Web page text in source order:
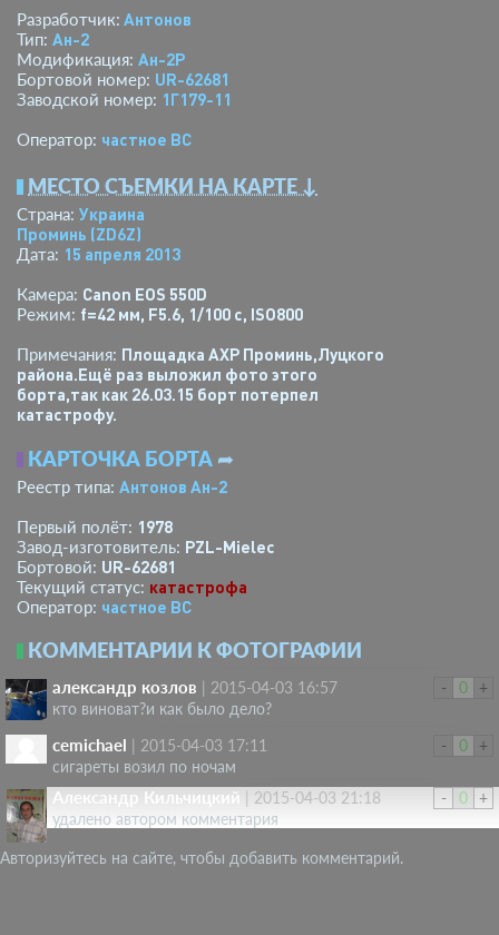
Разработчик: Антонов
Тип: Ан-2
Модификация: Ан-2Р
Бортовой номер: UR-62681
Заводской номер: 1Г179-11
Оператор: ­частное ВС­
МЕСТО СЪЕМКИ НА КАРТЕ ↓
Страна: Украина
Проминь (ZD6Z)
Дата: 15 апреля 2013
Камера: Canon EOS 550D
Режим: f=42 мм, F5.6, 1/100 с, ISO800
Примечания: Площадка АХР Проминь,Луцкого
района.Ещё раз выложил фото этого
борта,так как 26.03.15 борт потерпел
катастрофу.
КАРТОЧКА БОРТА ➦
Реестр типа: Антонов Ан-2
Первый полёт: 1978
Завод-изготовитель: PZL-Mielec
Бортовой: UR-62681
Текущий статус: катастрофа
Оператор: ­частное ВС­
КОММЕНТАРИИ К ФОТОГРАФИИ
- 0 +
александр козлов
2015-04-03 16:57
кто виноват?и как было дело?
-
0 +
cemichael
2015-04-03 17:11
сигареты возил по ночам
-
0 +
Александр Кильчицкий
2015-04-03 21:18
удалено автором комментария
Авторизуйтесь на сайте, чтобы добавить комментарий.